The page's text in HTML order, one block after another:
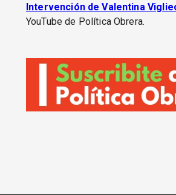
Intervención de Valentina
YouTube de Política Obrera.